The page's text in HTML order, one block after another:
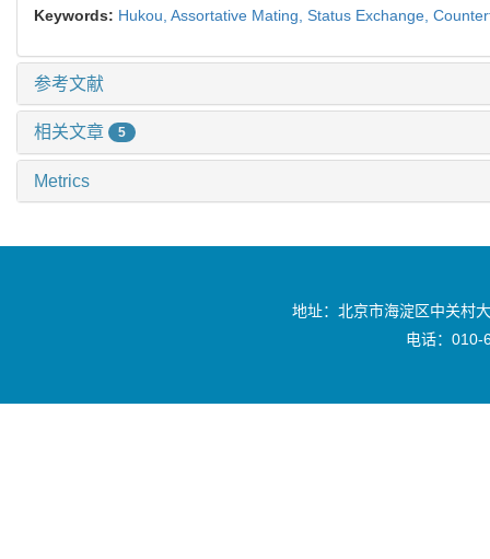
Keywords: Hukou, Assortative Mating, Status Exchange,
参考文献
相关文章 5
Metrics
地址：北京市海淀区中关村
电话：